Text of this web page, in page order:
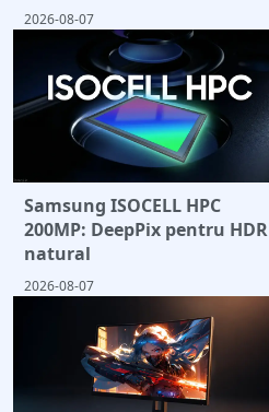
2026-08-07
Samsung ISOCELL HPC
200MP: DeepPix pentru HDR
natural
2026-08-07